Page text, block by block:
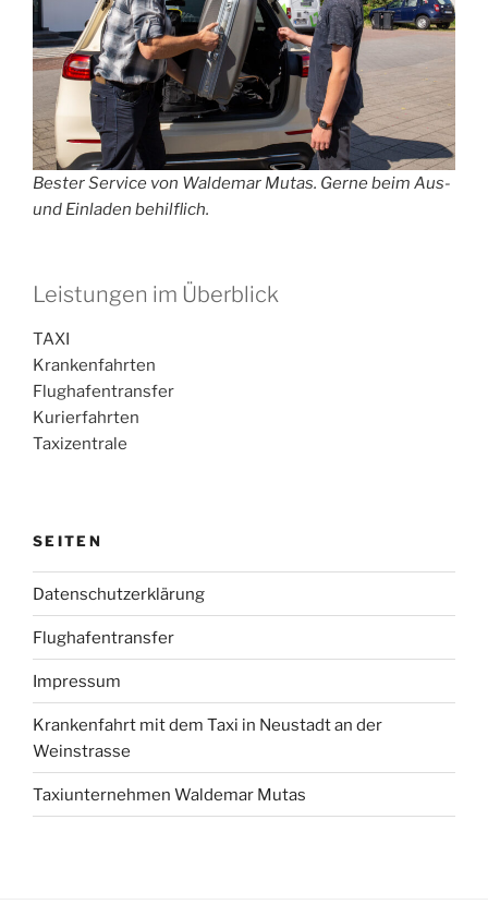
Bester Service von Waldemar Mutas. Gerne beim Aus-
und Einladen behilflich.
Leistungen im Überblick
TAXI
Krankenfahrten
Flughafentransfer
Kurierfahrten
Taxizentrale
SEITEN
Datenschutzerklärung
Flughafentransfer
Impressum
Krankenfahrt mit dem Taxi in Neustadt an der
Weinstrasse
Taxiunternehmen Waldemar Mutas